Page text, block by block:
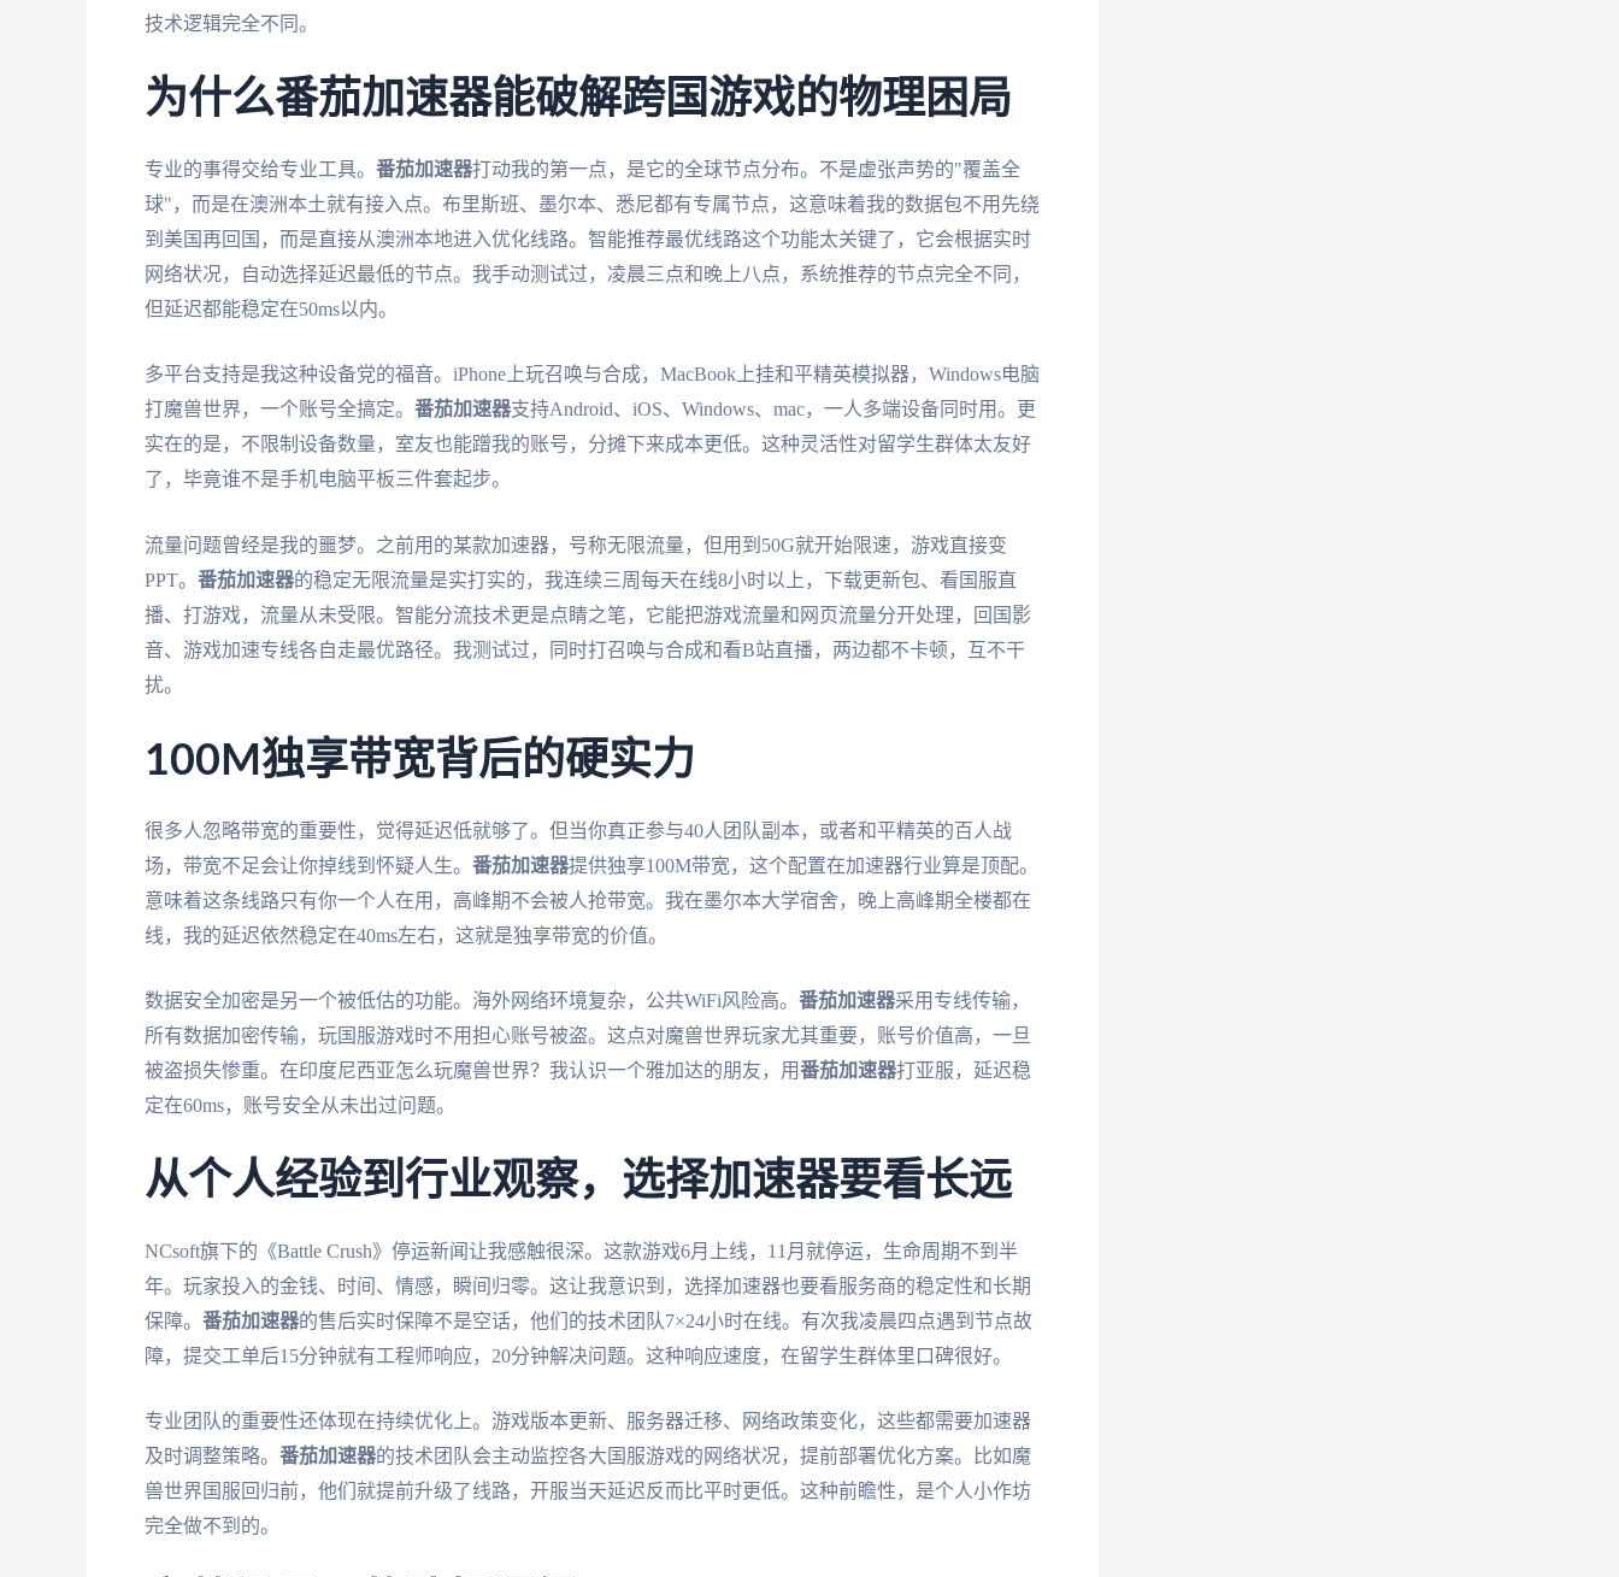
技术逻辑完全不同。
为什么番茄加速器能破解跨国游戏的物理困局
专业的事得交给专业工具。 番茄加速器打动我的第一点，是它的全球节点分布。不是虚张声势的"覆盖全
球"，而是在澳洲本土就有接入点。布里斯班、墨尔本、悉尼都有专属节点，这意味着我的数据包不用先绕
到美国再回国，而是直接从澳洲本地进入优化线路。智能推荐最优线路这个功能太关键了，它会根据实时
网络状况，自动选择延迟最低的节点。我手动测试过，凌晨三点和晚上八点，系统推荐的节点完全不同，
但延迟都能稳定在50ms以内。
多平台支持是我这种设备党的福音。iPhone上玩召唤与合成，MacBook上挂和平精英模拟器，Windows电脑
打魔兽世界，一个账号全搞定。 番茄加速器支持Android、iOS、Windows、mac，一人多端设备同时用。更
实在的是，不限制设备数量，室友也能蹭我的账号，分摊下来成本更低。这种灵活性对留学生群体太友好
了，毕竟谁不是手机电脑平板三件套起步。
流量问题曾经是我的噩梦。之前用的某款加速器，号称无限流量，但用到50G就开始限速，游戏直接变
PPT。 番茄加速器的稳定无限流量是实打实的，我连续三周每天在线8小时以上，下载更新包、看国服直
播、打游戏，流量从未受限。智能分流技术更是点睛之笔，它能把游戏流量和网页流量分开处理，回国影
音、游戏加速专线各自走最优路径。我测试过，同时打召唤与合成和看B站直播，两边都不卡顿，互不干
扰。
100M独享带宽背后的硬实力
很多人忽略带宽的重要性，觉得延迟低就够了。但当你真正参与40人团队副本，或者和平精英的百人战
场，带宽不足会让你掉线到怀疑人生。 番茄加速器提供独享100M带宽，这个配置在加速器行业算是顶配。
意味着这条线路只有你一个人在用，高峰期不会被人抢带宽。我在墨尔本大学宿舍，晚上高峰期全楼都在
线，我的延迟依然稳定在40ms左右，这就是独享带宽的价值。
数据安全加密是另一个被低估的功能。海外网络环境复杂，公共WiFi风险高。 番茄加速器采用专线传输，
所有数据加密传输，玩国服游戏时不用担心账号被盗。这点对魔兽世界玩家尤其重要，账号价值高，一旦
被盗损失惨重。在印度尼西亚怎么玩魔兽世界？我认识一个雅加达的朋友，用番茄加速器打亚服，延迟稳
定在60ms，账号安全从未出过问题。
从个人经验到行业观察，选择加速器要看长远
NCsoft旗下的《Battle Crush》停运新闻让我感触很深。这款游戏6月上线，11月就停运，生命周期不到半
年。玩家投入的金钱、时间、情感，瞬间归零。这让我意识到，选择加速器也要看服务商的稳定性和长期
保障。 番茄加速器的售后实时保障不是空话，他们的技术团队7×24小时在线。有次我凌晨四点遇到节点故
障，提交工单后15分钟就有工程师响应，20分钟解决问题。这种响应速度，在留学生群体里口碑很好。
专业团队的重要性还体现在持续优化上。游戏版本更新、服务器迁移、网络政策变化，这些都需要加速器
及时调整策略。 番茄加速器的技术团队会主动监控各大国服游戏的网络状况，提前部署优化方案。比如魔
兽世界国服回归前，他们就提前升级了线路，开服当天延迟反而比平时更低。这种前瞻性，是个人小作坊
完全做不到的。